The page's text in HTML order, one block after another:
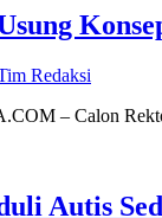
Redaksi
– Calon
Autis